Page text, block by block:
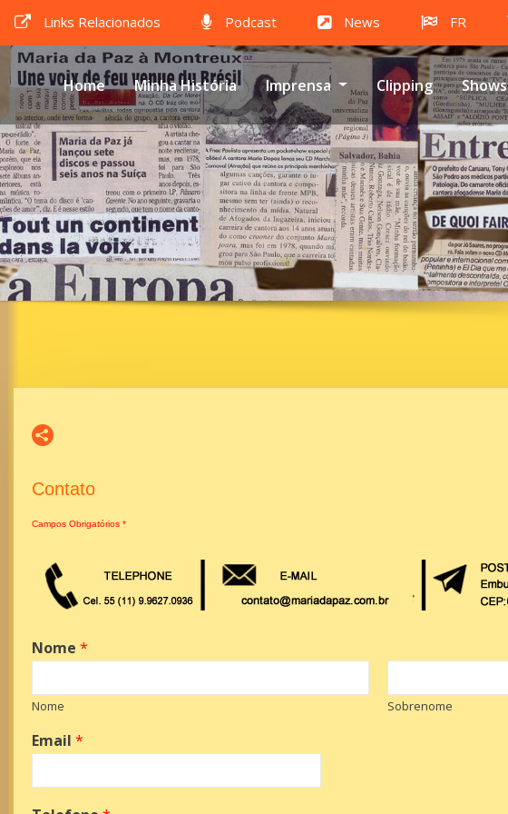
Links Relacionados Podcast News FR
Home Minha História Imprensa Clipping Shows
Contato
Campos Obrigatórios *
Nome *
Nome Sobrenome
Email *
*